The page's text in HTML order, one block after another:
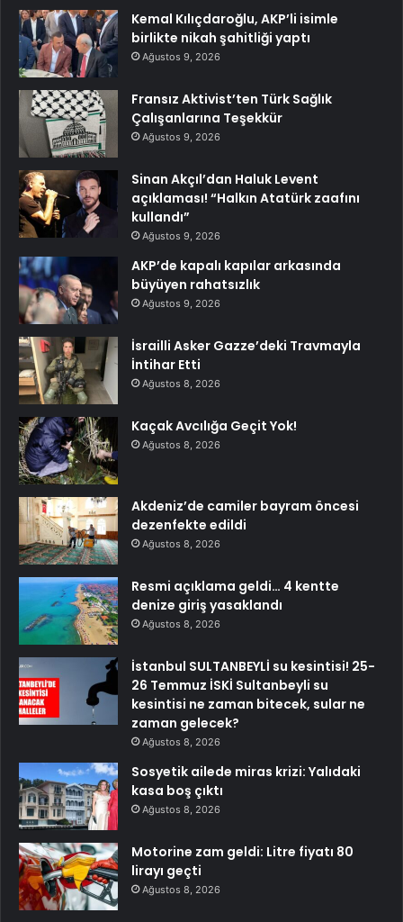
Kemal Kılıçdaroğlu, AKP’li isimle
birlikte nikah şahitliği yaptı
Ağustos 9, 2026
Fransız Aktivist’ten Türk Sağlık
Çalışanlarına Teşekkür
Ağustos 9, 2026
Sinan Akçıl’dan Haluk Levent
açıklaması! “Halkın Atatürk zaafını
kullandı”
Ağustos 9, 2026
AKP’de kapalı kapılar arkasında
büyüyen rahatsızlık
Ağustos 9, 2026
İsrailli Asker Gazze’deki Travmayla
İntihar Etti
Ağustos 8, 2026
Kaçak Avcılığa Geçit Yok!
Ağustos 8, 2026
Akdeniz’de camiler bayram öncesi
dezenfekte edildi
Ağustos 8, 2026
Resmi açıklama geldi… 4 kentte
denize giriş yasaklandı
Ağustos 8, 2026
İstanbul SULTANBEYLİ su kesintisi! 25-
26 Temmuz İSKİ Sultanbeyli su
kesintisi ne zaman bitecek, sular ne
zaman gelecek?
Ağustos 8, 2026
Sosyetik ailede miras krizi: Yalıdaki
kasa boş çıktı
Ağustos 8, 2026
Motorine zam geldi: Litre fiyatı 80
lirayı geçti
Ağustos 8, 2026